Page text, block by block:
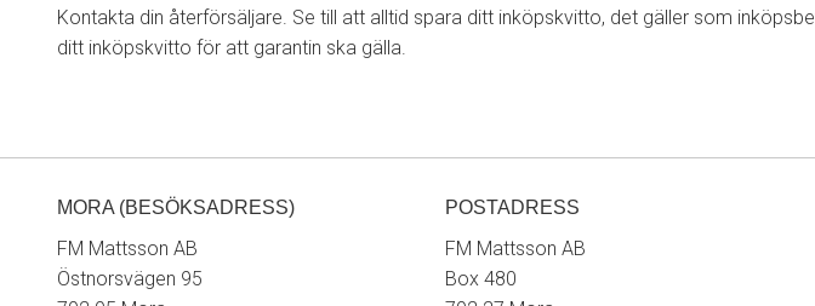
Kontakta din återförsäljare. Se till att alltid spara ditt inköpskvitto, det gäller som
ditt inköpskvitto för att garantin ska gälla.
MORA (BESÖKSADRESS)
FM Mattsson AB
Östnorsvägen 95
POSTADRESS
FM Mattsson AB
Box 480